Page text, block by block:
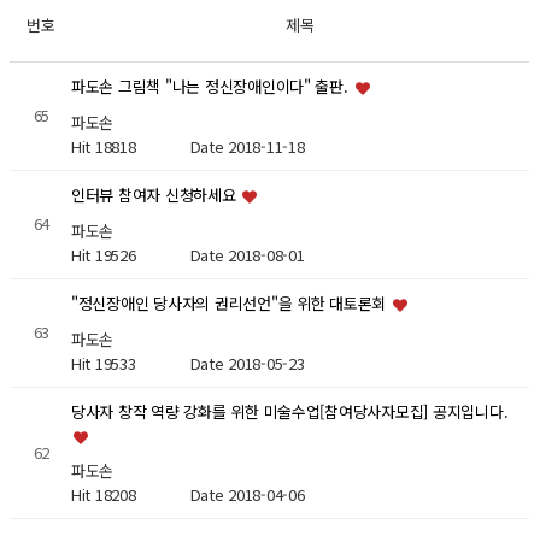
번호 제목
65
파도손 그림책 "나는 정신장애인이다" 출판.
파도손
Hit 18818 Date 2018-11-18
64
인터뷰 참여자 신청하세요
파도손
Hit 19526 Date 2018-08-01
63
"정신장애인 당사자의 권리선언"을 위한 대토론회
파도손
Hit 19533 Date 2018-05-23
62
당사자 창작 역량 강화를 위한 미술수업[참여당사자모집] 공지입니다.
파도손
Hit 18208 Date 2018-04-06